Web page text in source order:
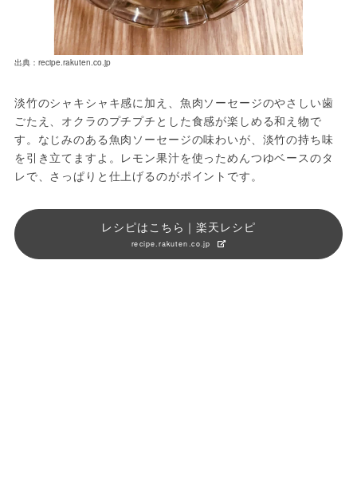
出典：recipe.rakuten.co.jp
淡竹のシャキシャキ感に加え、魚肉ソーセージのやさしい歯
ごたえ、オクラのプチプチとした食感が楽しめる和え物で
す。なじみのある魚肉ソーセージの味わいが、淡竹の持ち味
を引き立てますよ。レモン果汁を使っためんつゆベースのタ
レで、さっぱりと仕上げるのがポイントです。
レシピはこちら｜楽天レシピ
recipe.rakuten.co.jp